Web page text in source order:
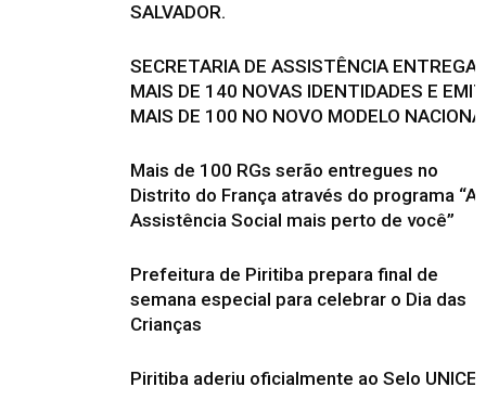
SALVADOR.
SECRETARIA DE ASSISTÊNCIA ENTREGA
MAIS DE 140 NOVAS IDENTIDADES E
MAIS DE 100 NO NOVO MODELO
Mais de 100 RGs serão entregues no
Distrito do França através do programa “A
Assistência Social mais perto de você”
Prefeitura de Piritiba prepara final de
semana especial para celebrar o Dia das
Crianças
Piritiba aderiu oficialmente ao Selo UNICEF